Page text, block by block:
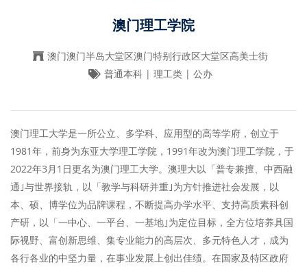
澳门理工学院
澳门澳门半岛大堂区澳门特别行政区大堂区高美士街
普通本科 | 理工类 | 公办
澳门理工大学是一所公立、多学科、应用型的高等学府，创立于
1981年，前身为东亚大学理工学院，1991年改为澳门理工学院，于
2022年3月1日更名为澳门理工大学。澳理大以「普专兼擅、中西融
通｣与世界接轨，以「教学与科研并重｣为方针推进社会发展，以
本、硕、博学位为品牌课程，不断提高办学水平、支持高质素科创
产研，以「一中心、一平台、一基地｣为定位目标，全方位培养具国
际视野、富创新思维、集专业能力的高层次、多元特色人才，成为
各行各业的中坚力量，在事业发展上创出佳绩。在国家及特区政府